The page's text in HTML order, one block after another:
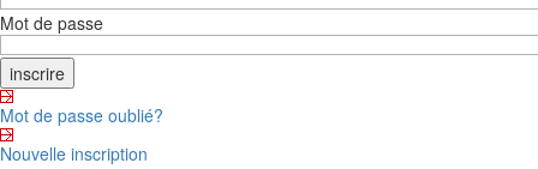
Mot de passe
Mot de passe oublié?
Nouvelle inscription